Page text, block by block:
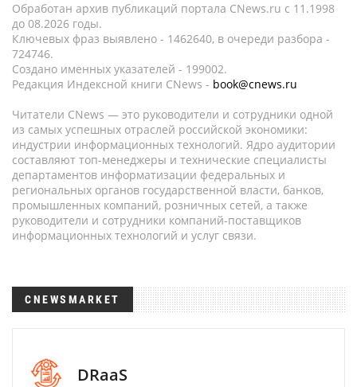
Обработан архив публикаций портала CNews.ru c 11.1998
до 08.2026 годы.
Ключевых фраз выявлено - 1462640, в очереди разбора -
724746.
Создано именных указателей - 199002.
Редакция Индексной книги CNews - book@cnews.ru
Читатели CNews — это руководители и сотрудники одной
из самых успешных отраслей российской экономики:
индустрии информационных технологий. Ядро аудитории
составляют топ-менеджеры и технические специалисты
департаментов информатизации федеральных и
региональных органов государственной власти, банков,
промышленных компаний, розничных сетей, а также
руководители и сотрудники компаний-поставщиков
информационных технологий и услуг связи.
CNEWSMARKET
DRaaS